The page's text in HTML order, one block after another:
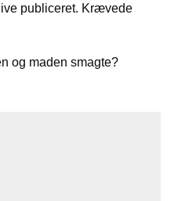
publiceret. Krævede
og maden smagte?